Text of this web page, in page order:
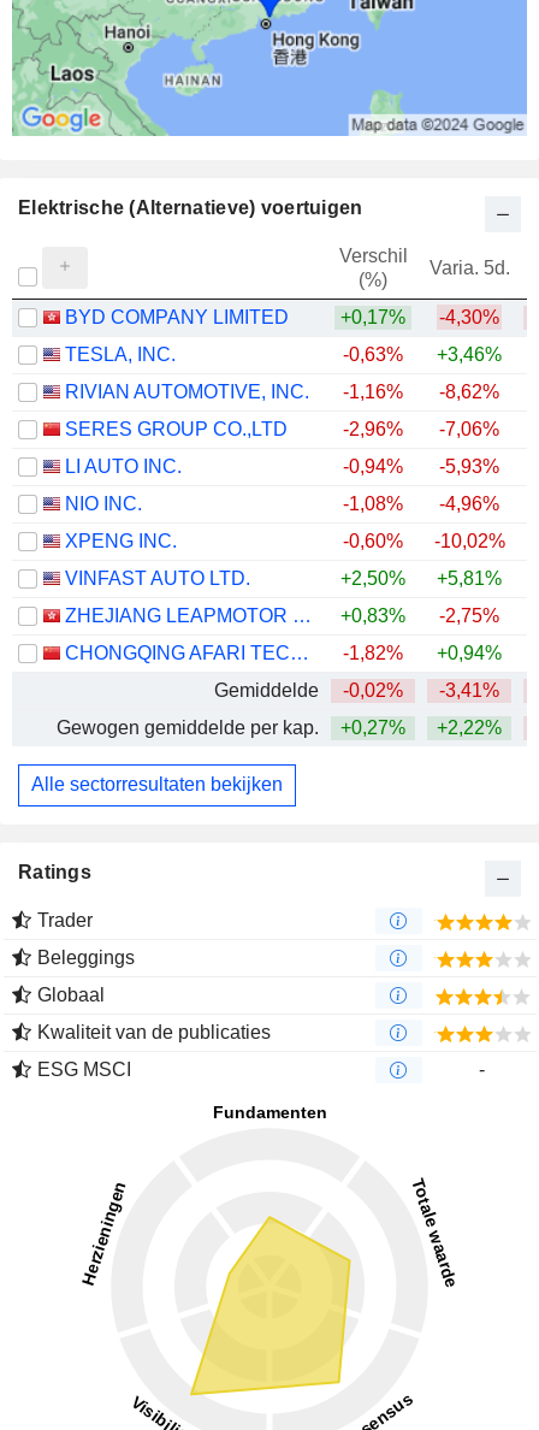
Elektrische (Alternatieve) voertuigen
Verschil
(%)
Varia. 5d.
BYD COMPANY LIMITED +0,17% -4,30%
TESLA, INC.
-0,63% +3,46%
RIVIAN AUTOMOTIVE, INC.
-1,16% -8,62%
SERES GROUP CO.,LTD
-2,96% -7,06%
LI AUTO INC.
-0,94% -5,93%
NIO INC.
-1,08% -4,96%
XPENG INC.
-0,60% -10,02%
VINFAST AUTO LTD.
+2,50% +5,81%
ZHEJIANG LEAPMOTOR TECHNOLOGY CO., LTD.
+0,83% -2,75%
CHONGQING AFARI TECHNOLOGY CO., LTD.
-1,82% +0,94%
Gemiddelde
-0,02% -3,41%
Gewogen gemiddelde per kap.
+0,27% +2,22%
Alle sectorresultaten bekijken
Ratings
Trader
Beleggings
Globaal
Kwaliteit van de publicaties
ESG MSCI
-